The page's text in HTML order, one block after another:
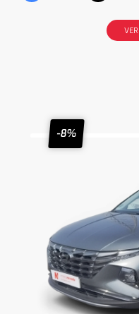
-8%